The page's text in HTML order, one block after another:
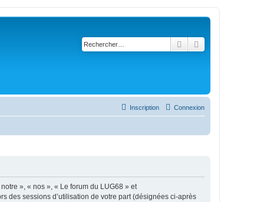
Rechercher
Connexion
Inscription
», « nos », « Le forum du LUG68 » et
des sessions d’utilisation de votre part (désignées ci-après